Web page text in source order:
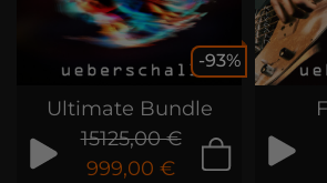
-93%
Ultimate Bundle
15125,00 €
999,00 €